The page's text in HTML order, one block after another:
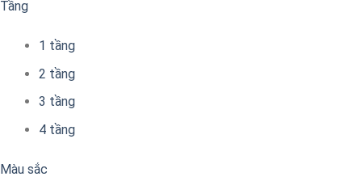
Tầng
1 tầng
2 tầng
3 tầng
4 tầng
Màu sắc